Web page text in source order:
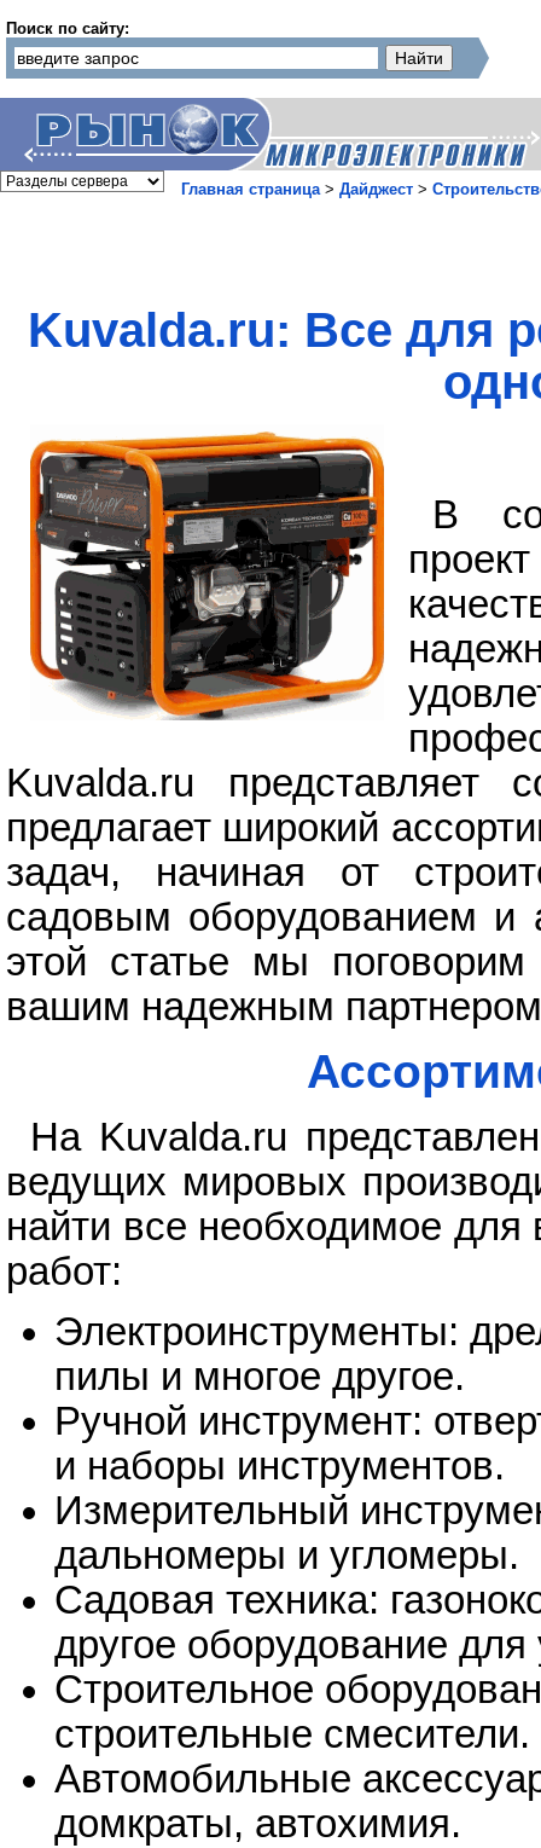
Поиск по сайту:
Главная страница> Дайджест >
Kuvalda.ru: Все для
В
Kuvalda.ru
предлагает широкий
задач, начиная от
садовым оборудованием и
этой статье мы
вашим надежным
На Kuvalda.ru
ведущих мировых
найти все необходимое
работ:
Электроинструменты:
пилы и многое другое.
Ручной инструмент:
и наборы инструментов.
Измерительный
дальномеры и угломеры.
Садовая техника:
другое оборудование
Строительное
строительные смесители.
Автомобильные
домкраты, автохимия.